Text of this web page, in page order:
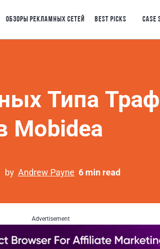
ОБЗОРЫ РЕКЛАМНЫХ СЕТЕЙ BEST PICKS CASE
Типа
Mobidea
by Andrew Payne 6 min read
Advertisement